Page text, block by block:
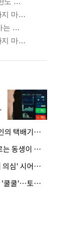
· 엘베 문 열리자 지팡이 '퍽'…노인의 택배기사 폭행 이유
· "20년 병수발했는데 얼굴도 모르는 동생이 유산 절반을"…배다른 형제 상속권 있을까
· 냄비 태우고 욕실 물바다…'치매 의심' 시어머니 검사 권유했다가 '날벼락'
· 새벽 식당 몰래 들어와 테이블서 '쿨쿨'…토사물 남기고 사라진 남성